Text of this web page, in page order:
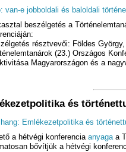
van-e jobboldali és baloldali
beszélgetés a
résztvevői: Földes
(23.) Országos
Magyarországon és a
és
Emlékezetpolitika és
a hétvégi konferenciaanyagaa
bővítjük a hétvégi